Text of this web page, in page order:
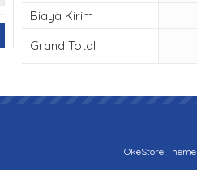
Biaya Kirim
Grand Total
OkeStore Theme